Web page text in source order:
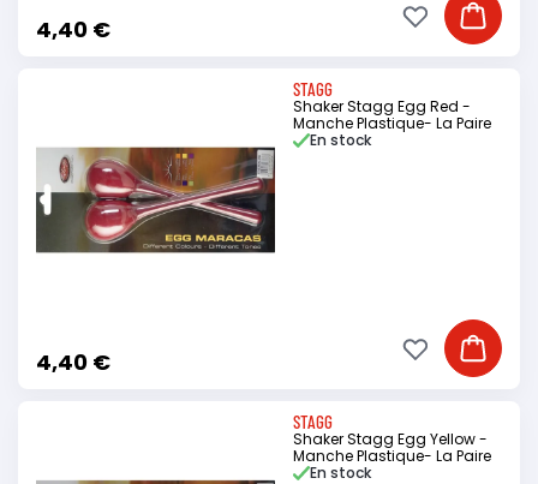
4,40 € Ajouter
Ajouter à ma
STAGG
Shaker Stagg Egg Red -
Manche Plastique- La Paire
4,40 €
En stock
Ajouter
Ajouter à ma
STAGG
Shaker Stagg Egg Yellow -
Manche Plastique- La Paire
En stock